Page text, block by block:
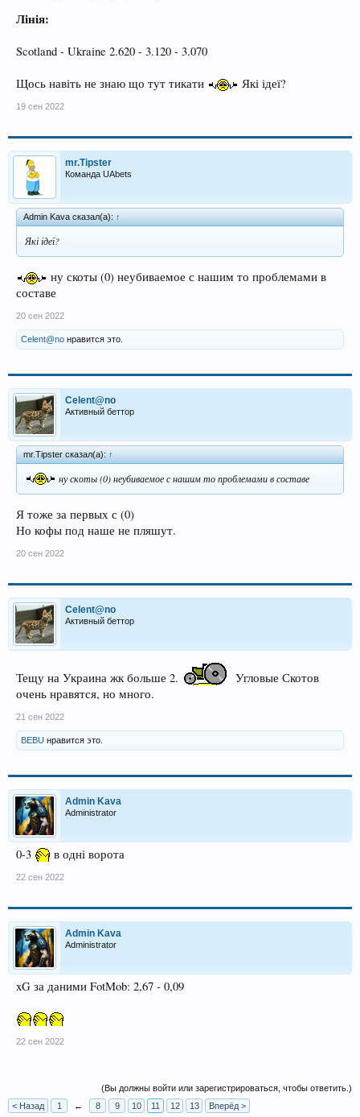
Лінія:
Scotland - Ukraine 2.620 - 3.120 - 3.070
Щось навіть не знаю що тут тикати Які ідеї?
19 сен 2022
mr.Tipster
Команда UAbets
Admin Kava сказал(а): ↑
Які ідеї?
ну скоты (0) неубиваемое с нашим то проблемами в
составе
20 сен 2022
Celent@no нравится это.
Celent@no
Активный беттор
mr.Tipster сказал(а): ↑
ну скоты (0) неубиваемое с нашим то проблемами в составе
Я тоже за первых с (0)
Но кофы под наше не пляшут.
20 сен 2022
Celent@no
Активный беттор
Тещу на Украина жк больше 2.
Угловые Скотов
очень нравятся, но много.
21 сен 2022
BEBU нравится это.
Admin Kava
Administrator
0-3 в одні ворота
22 сен 2022
Admin Kava
Administrator
xG за даними FotMob: 2,67 - 0,09
22 сен 2022
(Вы должны войти или зарегистрироваться, чтобы ответить.)
< Назад
1 ← 8 9 10 11 12 13 Вперёд >